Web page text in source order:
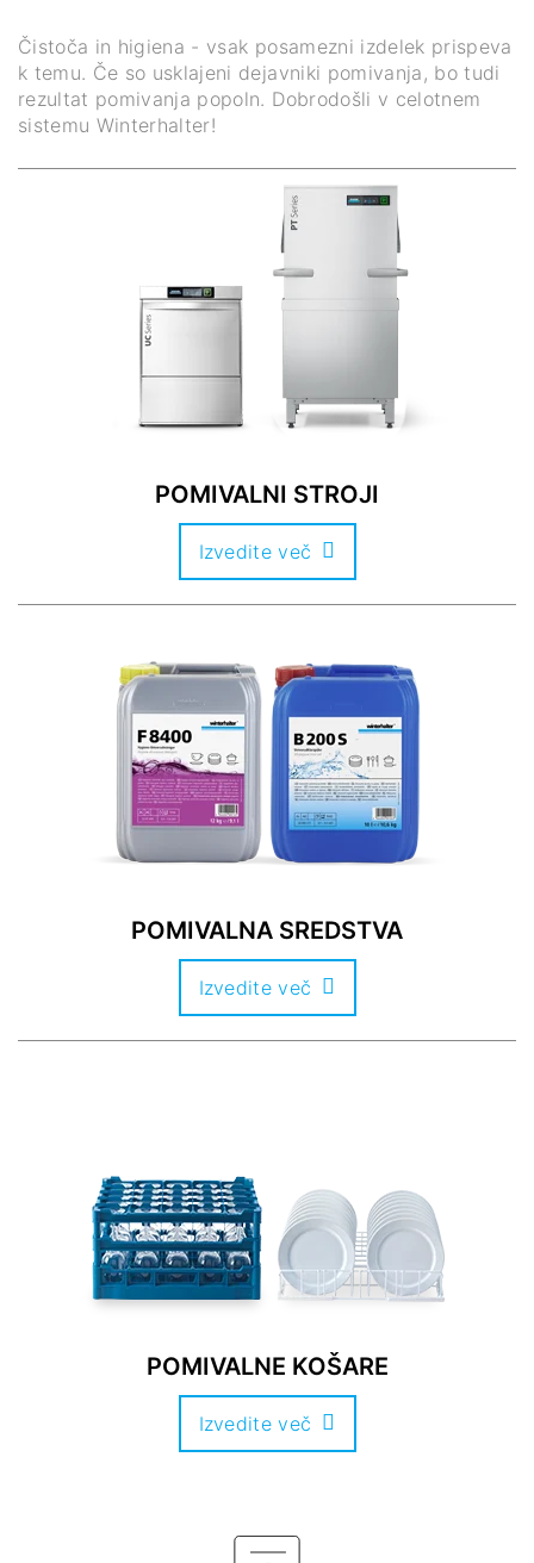
Čistoča in higiena - vsak posamezni izdelek prispeva
k temu. Če so usklajeni dejavniki pomivanja, bo tudi
rezultat pomivanja popoln. Dobrodošli v celotnem
sistemu Winterhalter!
POMIVALNI STROJI
Izvedite več
POMIVALNA SREDSTVA
Izvedite več
POMIVALNE KOŠARE
Izvedite več